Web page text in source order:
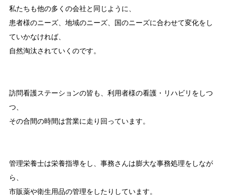
私たちも他の多くの会社と同じように、
患者様のニーズ、地域のニーズ、国のニーズに合わせて変化をし
ていかなければ、
自然淘汰されていくのです。
訪問看護ステーションの皆も、利用者様の看護・リハビリをしつ
つ、
その合間の時間は営業に走り回っています。
管理栄養士は栄養指導をし、事務さんは膨大な事務処理をしなが
ら、
市販薬や衛生用品の管理をしたりしています。